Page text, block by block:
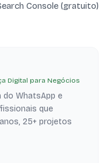
Console (gratuito)
Digital para Negócios
do WhatsApp e
que
25+ projetos